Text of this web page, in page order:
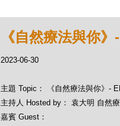
《自然療法與你
2023-06-30
主題 Topic： 《自然療法與你》-
主持人 Hosted by： 袁大明 自然
嘉賓 Guest：